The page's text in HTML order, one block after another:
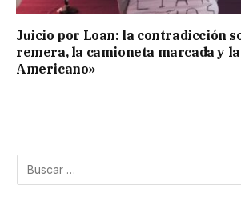
Juicio por Loan: la contradicción
remera, la camioneta marcada y
Americano»